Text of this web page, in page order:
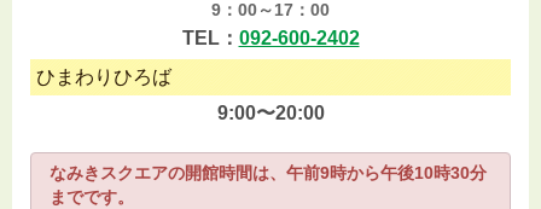
9：00～17：00
TEL： 092-600-2402
ひまわりひろば
9:00〜20:00
なみきスクエアの開館時間は、午前9時から午後10時30分
までです。